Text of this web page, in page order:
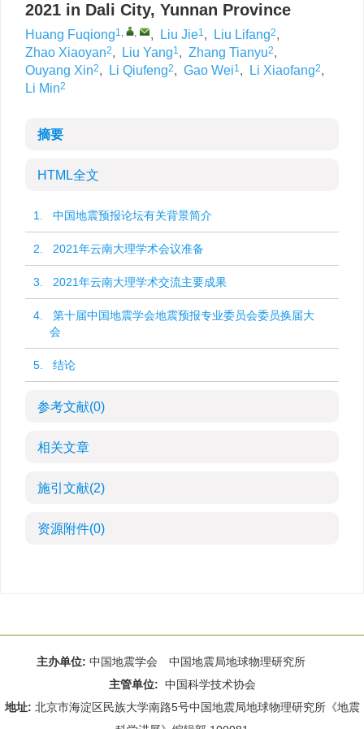
2021 in Dali City, Yunnan Province
Huang Fuqiong1, , , Liu Jie1, Liu Lifang2,
Zhao Xiaoyan2, Liu Yang1, Zhang Tianyu2,
Ouyang Xin2, Li Qiufeng2, Gao Wei1, Li Xiaofang2,
Li Min2
摘要
HTML全文
1. 中国地震预报论坛有关背景简介
2. 2021年云南大理学术会议准备
3. 2021年云南大理学术交流主要成果
4. 第十届中国地震学会地震预报专业委员会委员换届大
会
5. 结论
参考文献(0)
相关文章
施引文献(2)
资源附件(0)
主办单位: 中国地震学会 中国地震局地球物理研究所
主管单位: 中国科学技术协会
地址: 北京市海淀区民族大学南路5号中国地震局地球物理研究所《地震